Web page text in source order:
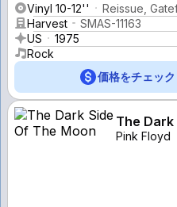
Vinyl 10-12''
Reissue,
Harvest
SMAS-11163
US
1975
Rock
価格をチェック
The Dark
Pink Floyd